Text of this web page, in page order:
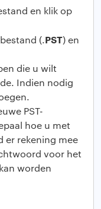
en klik op
(.PST) en
die u wilt
Indien nodig
PST-
hoe u met
er rekening mee
voor het
worden